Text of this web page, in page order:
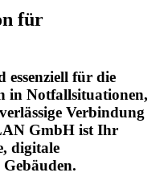
für
für die
in Notfallsituationen,
Verbindung
GmbH ist Ihr
digitale